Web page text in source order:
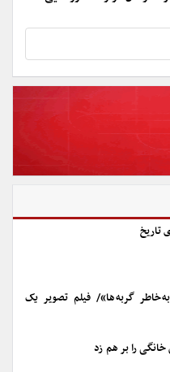
تاریخ
خاطر گربه ها»/ فیلم تصویر یک
را بر هم زد